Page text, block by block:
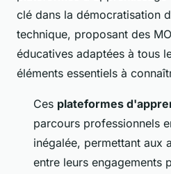
clé dans la démocratisation
technique, proposant des
éducatives adaptées à tous
éléments essentiels à
Ces plateformes
parcours professionnels
inégalée, permettant aux
entre leurs engagements